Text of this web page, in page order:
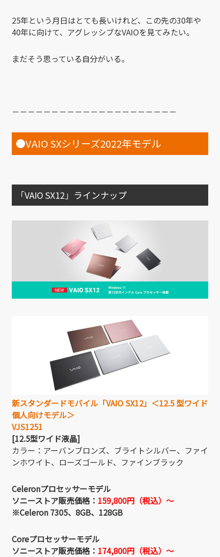
25年という月日はとても長いけれど、この先の30年や
40年に向けて、アグレッシブなVAIOを見てみたい。
まだそう思っている自分がいる。
－－－－－－－－－－－－－－－－－－－－－
●VAIO SXシリーズ2022年モデル
「VAIO SX12」ラインナップ
新スタンダードモバイル「VAIO SX12」＜12.5 型ワイド
個人向けモデル＞
VJS1251
[12.5型ワイド液晶]
カラー：アーバンブロンズ、ブライトシルバー、ファイ
ンホワイト、ローズゴールド、ファインブラック
Celeronプロセッサーモデル
ソニーストア販売価格： 159,800円（税込）～
※Celeron 7305、8GB、128GB
Coreプロセッサーモデル
ソニーストア販売価格： 174,800円（税込）～